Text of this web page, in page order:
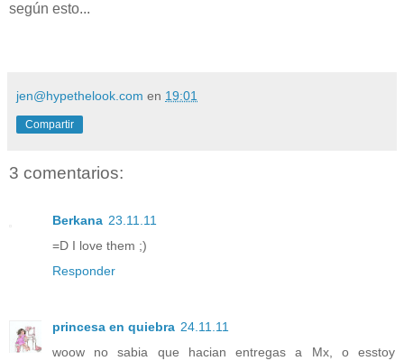
según esto...
jen@hypethelook.com en 19:01
Compartir
3 comentarios:
Berkana 23.11.11
=D I love them ;)
Responder
princesa en quiebra 24.11.11
woow no sabia que hacian entregas a Mx, o esstoy